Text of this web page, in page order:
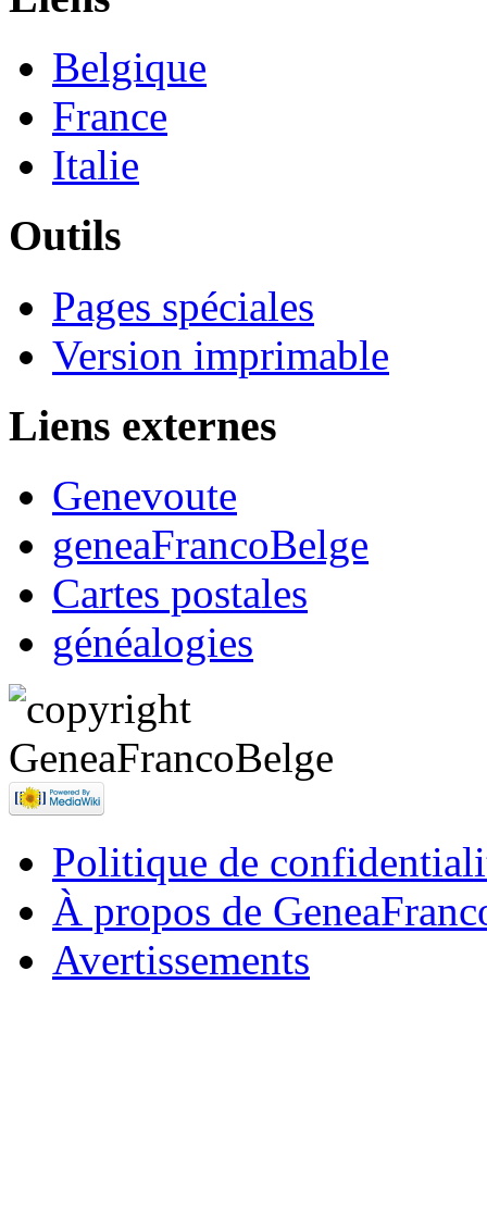
Belgique
France
Italie
Outils
Pages spéciales
Version imprimable
Liens externes
Genevoute
geneaFrancoBelge
Cartes postales
généalogies
Politique de
À propos de
Avertissements